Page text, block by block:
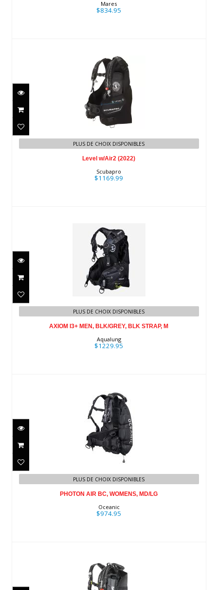
Mares
$834.95
Level w/Air2 (2022)
$1169.99
PLUS DE CHOIX DISPONIBLES
Level w/Air2 (2022)
Scubapro
$1169.99
AXIOM I3+ MEN, BLK/GREY, BLK
STRAP, M
$1229.95
PLUS DE CHOIX DISPONIBLES
AXIOM I3+ MEN, BLK/GREY, BLK STRAP, M
Aqualung
$1229.95
$974.95
PLUS DE CHOIX DISPONIBLES
PHOTON AIR BC, WOMENS, MD/LG
Oceanic
$974.95